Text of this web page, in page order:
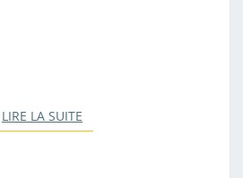
LIRE LA SUITE